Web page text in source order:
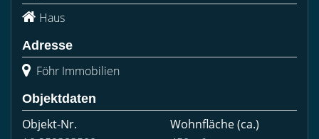
Haus
Adresse
Föhr Immobilien
Objektdaten
Objekt-Nr.
Wohnfläche(ca.)